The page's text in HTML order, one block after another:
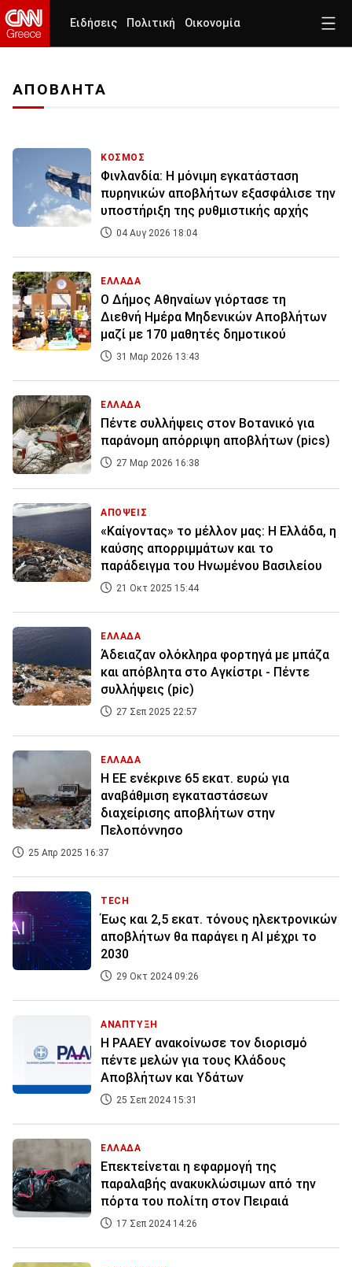
Ειδήσεις Πολιτική Οικονομία
ΑΠΟΒΛΗΤΑ
ΚΟΣΜΟΣ
Φινλανδία: Η μόνιμη εγκατάσταση
πυρηνικών αποβλήτων εξασφάλισε την
υποστήριξη της ρυθμιστικής αρχής
04 Αυγ 2026 18:04
ΕΛΛΑΔΑ
O Δήμος Αθηναίων γιόρτασε τη
Διεθνή Ημέρα Μηδενικών Αποβλήτων
μαζί με 170 μαθητές δημοτικού
31 Μαρ 2026 13:43
ΕΛΛΑΔΑ
Πέντε συλλήψεις στον Βοτανικό για
παράνομη απόρριψη αποβλήτων (pics)
27 Μαρ 2026 16:38
ΑΠΟΨΕΙΣ
«Καίγοντας» το μέλλον μας: Η Ελλάδα, η
καύσης απορριμμάτων και το
παράδειγμα του Ηνωμένου Βασιλείου
21 Οκτ 2025 15:44
ΕΛΛΑΔΑ
Άδειαζαν ολόκληρα φορτηγά με μπάζα
και απόβλητα στο Αγκίστρι - Πέντε
συλλήψεις (pic)
27 Σεπ 2025 22:57
ΕΛΛΑΔΑ
Η ΕΕ ενέκρινε 65 εκατ. ευρώ για
αναβάθμιση εγκαταστάσεων
διαχείρισης αποβλήτων στην
Πελοπόννησο
25 Απρ 2025 16:37
TECH
Έως και 2,5 εκατ. τόνους ηλεκτρονικών
αποβλήτων θα παράγει η AI μέχρι το
2030
29 Οκτ 2024 09:26
ΑΝΑΠΤΥΞΗ
Η ΡΑΑΕΥ ανακοίνωσε τον διορισμό
πέντε μελών για τους Κλάδους
Αποβλήτων και Υδάτων
25 Σεπ 2024 15:31
ΕΛΛΑΔΑ
Επεκτείνεται η εφαρμογή της
παραλαβής ανακυκλώσιμων από την
πόρτα του πολίτη στον Πειραιά
17 Σεπ 2024 14:26